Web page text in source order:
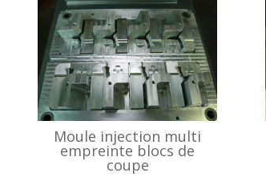
Moule injection multi
empreinte blocs de
coupe